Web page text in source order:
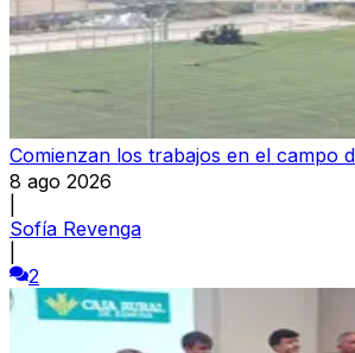
Comienzan los trabajos en el campo
8 ago 2026
Sofía Revenga
2